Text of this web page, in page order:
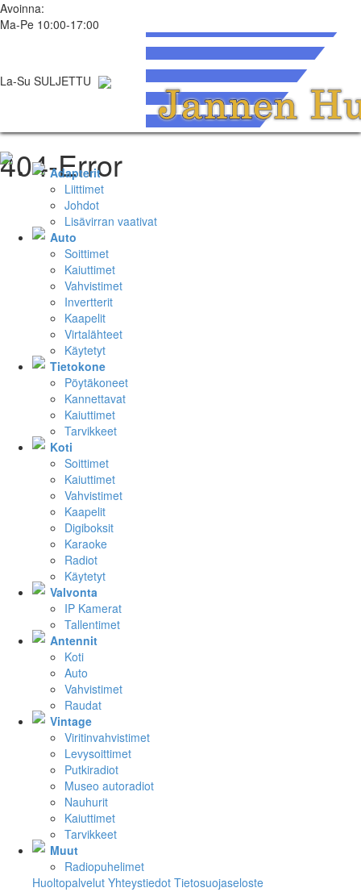
Avoinna:
Ma-Pe 10:00-17:00
La-Su SULJETTU
Adapterit
Liittimet
Johdot
Lisävirran vaativat
Auto
Soittimet
Kaiuttimet
Vahvistimet
Invertterit
Kaapelit
Virtalähteet
Käytetyt
Tietokone
Pöytäkoneet
Kannettavat
Kaiuttimet
Tarvikkeet
Koti
Soittimet
Kaiuttimet
Vahvistimet
Kaapelit
Digiboksit
Karaoke
Radiot
Käytetyt
Valvonta
IP Kamerat
Tallentimet
Antennit
Koti
Auto
Vahvistimet
Raudat
Vintage
Viritinvahvistimet
Levysoittimet
Putkiradiot
Museo autoradiot
Nauhurit
Kaiuttimet
Tarvikkeet
Muut
Radiopuhelimet
Huoltopalvelut Yhteystiedot Tietosuojaseloste
404-Error